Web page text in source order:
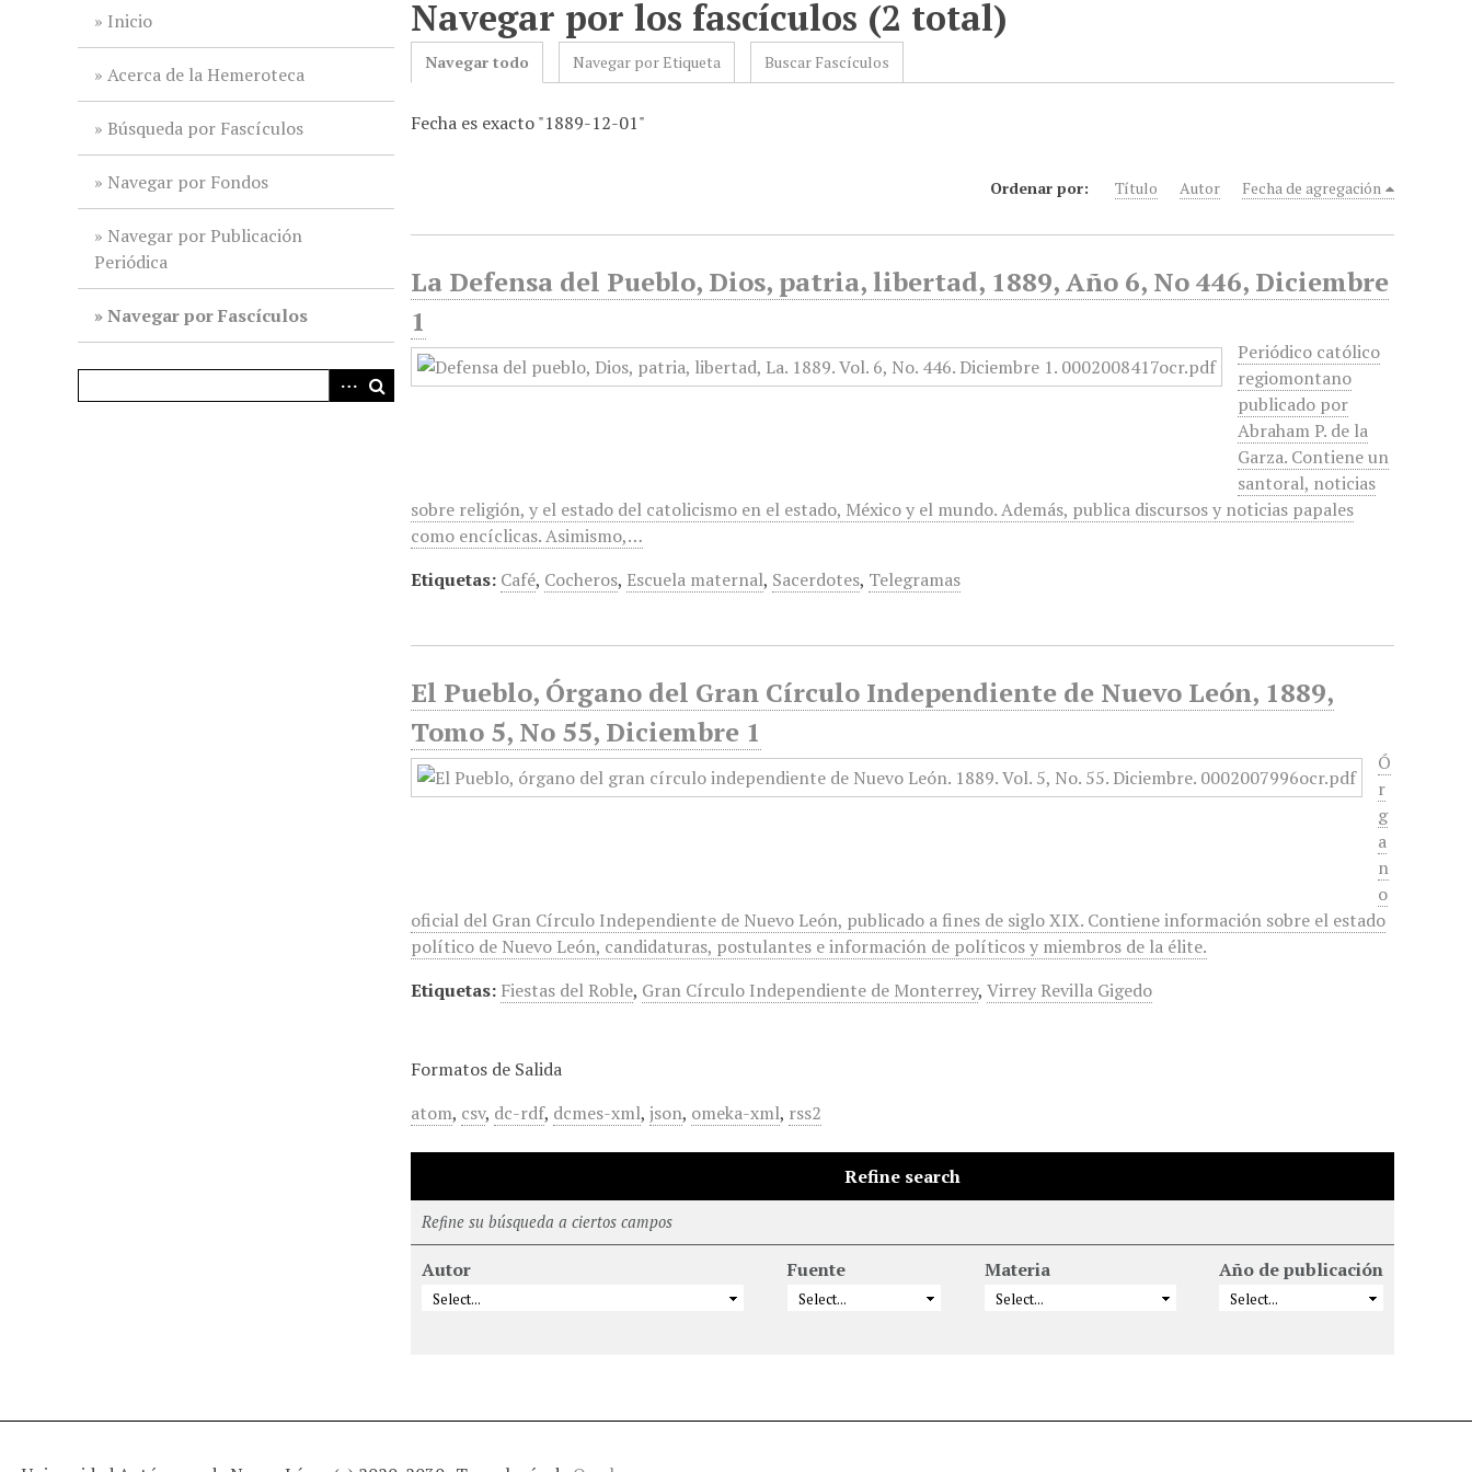
Inicio
Acerca de la Hemeroteca
Búsqueda por Fascículos
Navegar por Fondos
Navegar por Publicación
Periódica
Navegar por Fascículos
Navegar por los fascículos (2 total)
Navegar todo Navegar por Etiqueta Buscar Fascículos
Fecha es exacto "1889-12-01"
Ordenar por: Título Autor Fecha de agregación
La Defensa del Pueblo, Dios, patria, libertad, 1889, Año 6, No 446, Diciembre
1
Periódico católico
regiomontano
publicado por
Abraham P. de la
Garza. Contiene un
santoral, noticias
sobre religión, y el estado del catolicismo en el estado, México y el mundo. Además, publica discursos y noticias papales
como encíclicas. Asimismo,…
Etiquetas: Café, Cocheros, Escuela maternal, Sacerdotes, Telegramas
El Pueblo, Órgano del Gran Círculo Independiente de Nuevo León, 1889,
Tomo 5, No 55, Diciembre 1
Ó
r
g
a
n
o
oficial del Gran Círculo Independiente de Nuevo León, publicado a fines de siglo XIX. Contiene información sobre el estado
político de Nuevo León, candidaturas, postulantes e información de políticos y miembros de la élite.
Etiquetas: Fiestas del Roble, Gran Círculo Independiente de Monterrey,Virrey Revilla Gigedo
Formatos de Salida
atom, csv, dc-rdf, dcmes-xml,json, omeka-xml, rss2
Refine search
Refine su búsqueda a ciertos campos
Autor Fuente Materia Año de publicación